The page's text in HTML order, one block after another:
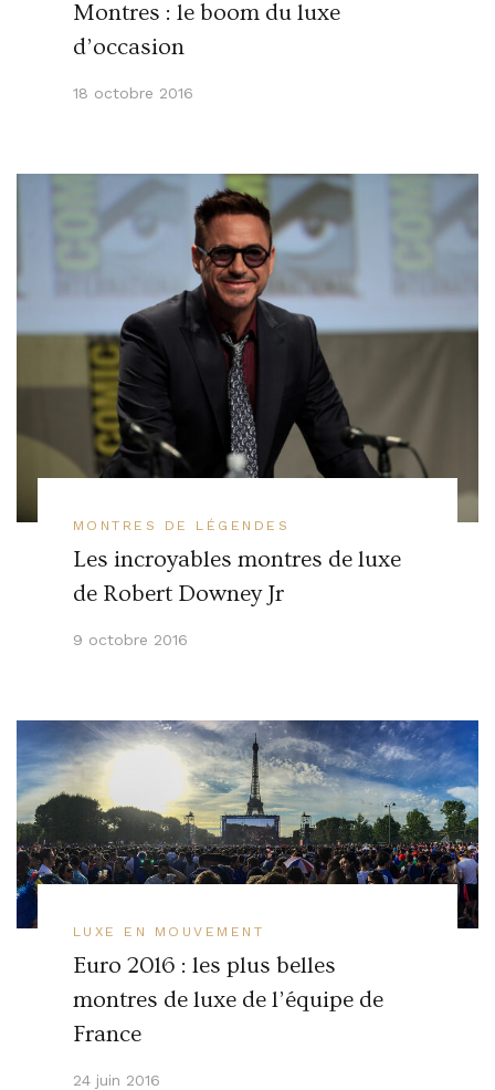
Montres : le boom du luxe
d’occasion
18 octobre 2016
MONTRES DE LÉGENDES
Les incroyables montres de luxe
de Robert Downey Jr
9 octobre 2016
LUXE EN MOUVEMENT
Euro 2016 : les plus belles
montres de luxe de l’équipe de
France
24 juin 2016